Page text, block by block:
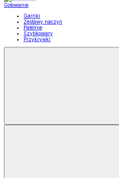
Gotowanie
Garnki
Zestawy naczyń
Patelnie
Szybkowary
Przykrywki